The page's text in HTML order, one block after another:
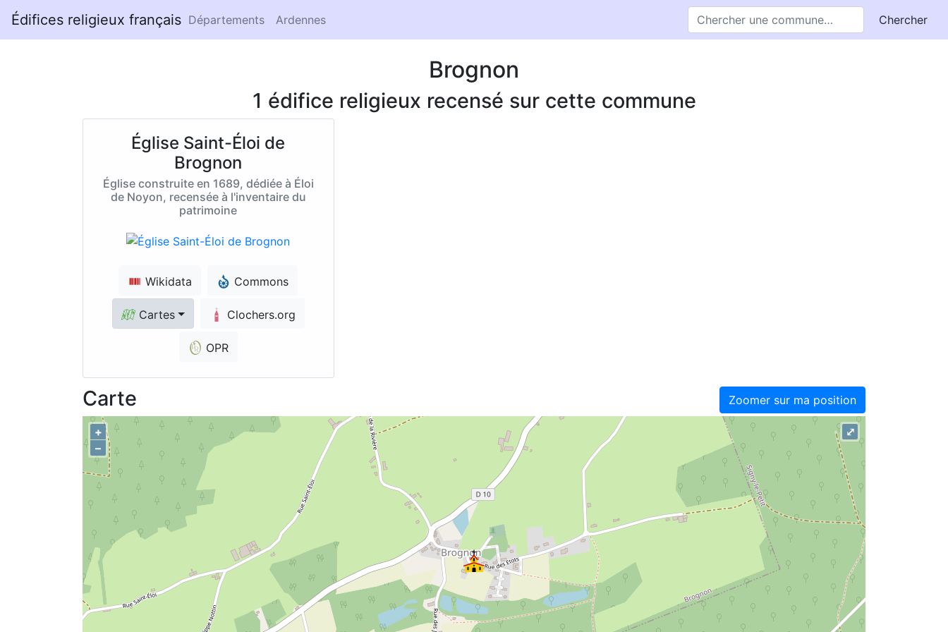
Édifices religieux français Départements Ardennes Chercher
Brognon
1 édifice religieux recensé sur cette commune
Église Saint-Éloi de
Brognon
Église construite en 1689, dédiée à Éloi
de Noyon, recensée à l'inventaire du
patrimoine
Wikidata Commons
Cartes Clochers.org
OPR
Zoomer sur ma position
Carte
+
–
⤢